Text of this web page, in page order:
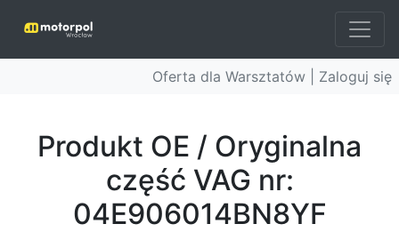
Oferta dla Warsztatów | Zaloguj się
Produkt OE / Oryginalna
część VAG nr:
04E906014BN8YF